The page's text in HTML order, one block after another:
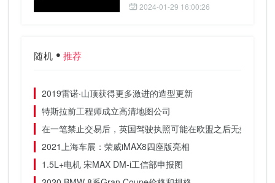
2024-01-29 16:00:26
随机 推荐
2019雷诺·山顶获得更多激进的造型更新
特斯拉前工程师成立高清地图公司
在一笔禁止交易后，英国驾驶执照可能在欧盟之后无效
2021上海车展：荣威iMAX8四座版亮相
1.5L+电机 宋MAX DM-i工信部申报图